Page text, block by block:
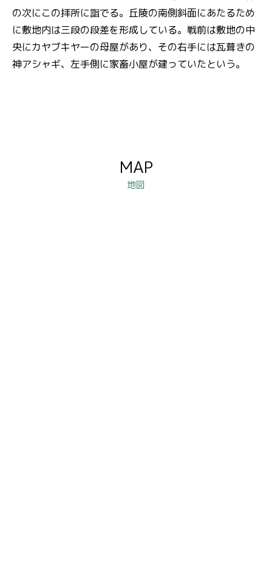
の次にこの拝所に詣でる。丘陵の南側斜面にあたるため
に敷地内は三段の段差を形成している。戦前は敷地の中
央にカヤブキヤーの母屋があり、その右手には瓦葺きの
神アシャギ、左手側に家畜小屋が建っていたという。
MAP
地図